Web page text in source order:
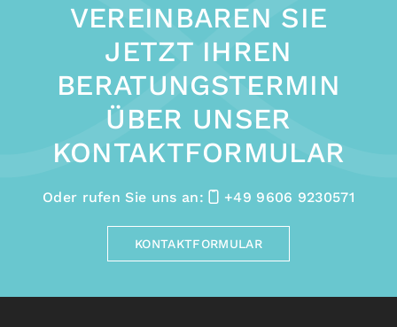
VEREINBAREN SIE
JETZT IHREN
BERATUNGSTERMIN
ÜBER UNSER
KONTAKTFORMULAR
Oder rufen Sie uns an: +49 9606 9230571
KONTAKTFORMULAR